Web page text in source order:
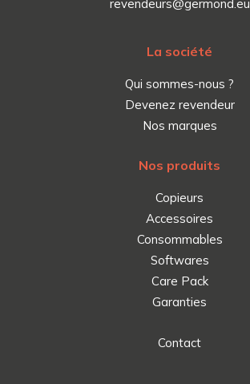
revendeurs@germond.eu
La société
Qui sommes-nous ?
Devenez revendeur
Nos marques
Nos produits
Copieurs
Accessoires
Consommables
Softwares
Care Pack
Garanties
Contact